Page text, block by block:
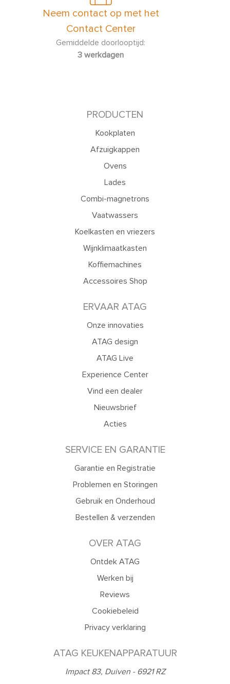
Neem contact op met het
Contact Center
Gemiddelde doorlooptijd:
3 werkdagen
PRODUCTEN
Kookplaten
Afzuigkappen
Ovens
Lades
Combi-magnetrons
Vaatwassers
Koelkasten en vriezers
Wijnklimaatkasten
Koffiemachines
Accessoires Shop
ERVAAR ATAG
Onze innovaties
ATAG design
ATAG Live
Experience Center
Vind een dealer
Nieuwsbrief
Acties
SERVICE EN GARANTIE
Garantie en Registratie
Problemen en Storingen
Gebruik en Onderhoud
Bestellen & verzenden
OVER ATAG
Ontdek ATAG
Werken bij
Reviews
Cookiebeleid
Privacy verklaring
ATAG KEUKENAPPARATUUR
Impact 83, Duiven - 6921 RZ